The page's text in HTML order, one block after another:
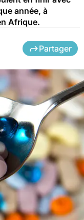
année, à
Afrique.
Partager